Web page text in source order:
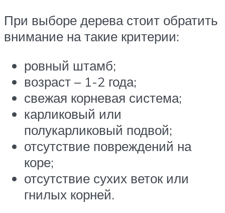
При выборе дерева стоит обратить
внимание на такие критерии:
ровный штамб;
возраст – 1-2 года;
свежая корневая система;
карликовый или
полукарликовый подвой;
отсутствие повреждений на
коре;
отсутствие сухих веток или
гнилых корней.